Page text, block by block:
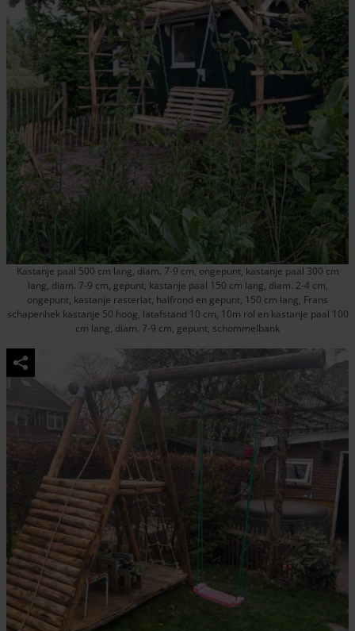
Kastanje paal 500 cm lang, diam. 7-9 cm, ongepunt, kastanje paal 300 cm
lang, diam. 7-9 cm, gepunt, kastanje paal 150 cm lang, diam. 2-4 cm,
ongepunt, kastanje rasterlat, halfrond en gepunt, 150 cm lang, Frans
schapenhek kastanje 50 hoog, latafstand 10 cm, 10m rol en kastanje paal 100
cm lang, diam. 7-9 cm, gepunt, schommelbank